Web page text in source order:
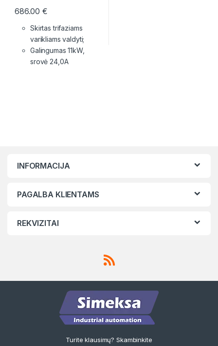
686.00€
Skirtas trifaziams
varikliams valdyti;
Galingumas 11kW,
srovė 24,0A
INFORMACIJA
PAGALBA KLIENTAMS
REKVIZITAI
Turite klausimų? Skambinkite